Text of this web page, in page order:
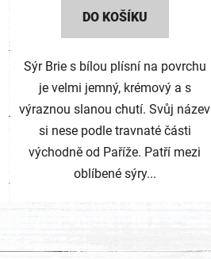
DO KOŠÍKU
Sýr Brie s bílou plísní na povrchu
je velmi jemný, krémový a s
výraznou slanou chutí. Svůj název
si nese podle travnaté části
východně od Paříže. Patří mezi
oblíbené sýry...